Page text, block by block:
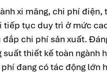
xi măng, chi phí điện,
tiếp tục duy trì ở mức
chi phí sản xuất.
suất thiết kế toàn ngành
đang có tác động lớn